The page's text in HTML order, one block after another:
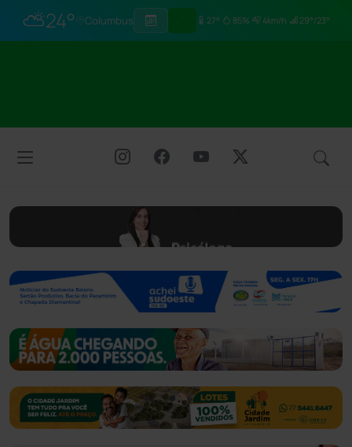
⛅24° Columbus 27° 85% 4km/h 29°/23°